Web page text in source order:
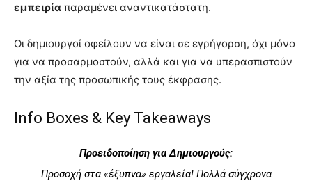
εμπειρία παραμένει αναντικατάστατη.
Οι δημιουργοί οφείλουν να είναι σε εγρήγορση, όχι μόνο
για να προσαρμοστούν, αλλά και για να υπερασπιστούν
την αξία της προσωπικής τους έκφρασης.
Info Boxes & Key Takeaways
Προειδοποίηση για Δημιουργούς:
Προσοχή στα «έξυπνα» εργαλεία! Πολλά σύγχρονα